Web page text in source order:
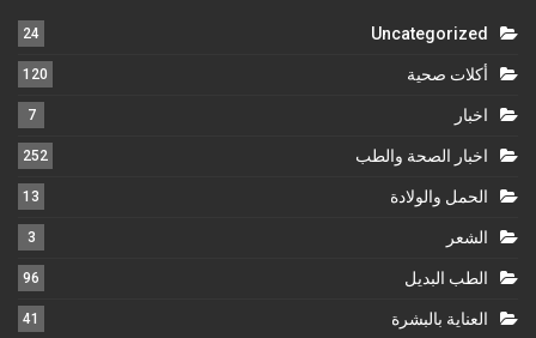
Uncategorized
24
أكلات صحية 120
اخبار 7
اخبار الصحة والطب 252
الحمل والولادة 13
الشعر 3
الطب البديل 96
العناية بالبشرة 41